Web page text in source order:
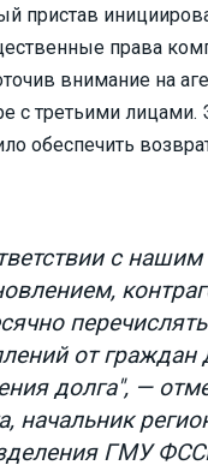
пристав
права
внимание на
с третьими лицами.
обеспечить
с нашим
от граждан
долга", —
начальник
ГМУ